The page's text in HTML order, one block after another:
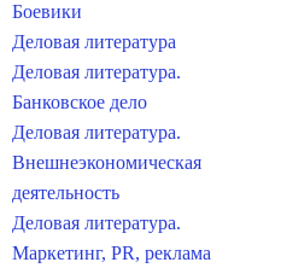
Боевики
Деловая литература
Деловая литература.
Банковское дело
Деловая литература.
Внешнеэкономическая
деятельность
Деловая литература.
Маркетинг, PR, реклама